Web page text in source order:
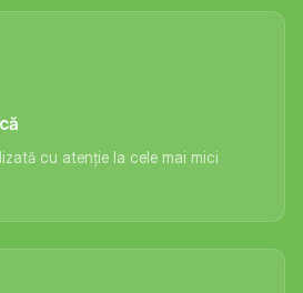
cu atenție la cele mai mici